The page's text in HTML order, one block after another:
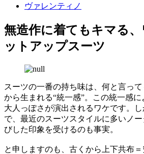
ヴァレンティノ
無造作に着てもキマる
ットアップスーツ
スーツの一番の持ち味は、何と言っ
から生まれる“統一感”。この統一感
大人っぽさが演出されるワケです。
で、最近のスーツスタイルに多いノ
びした印象を受けるのも事実。
と申しますのも、古くから上下共布